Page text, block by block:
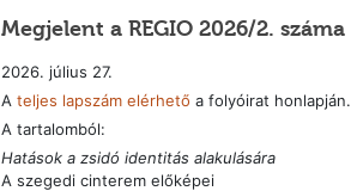
Megjelent a REGIO 2026/2. száma
2026. július 27.
A teljes lapszám elérhető a folyóirat honlapján.
A tartalomból:
Hatások a zsidó identitás alakulására
A szegedi cinterem előképei